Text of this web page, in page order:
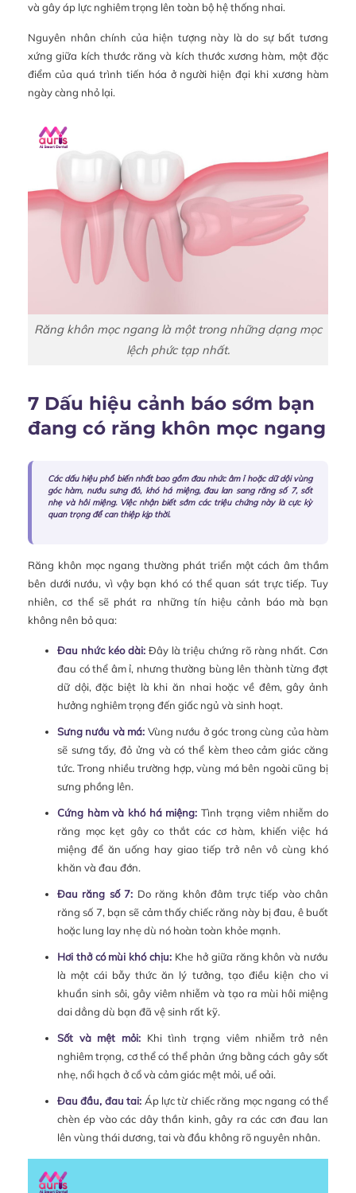
và gây áp lực nghiêm trọng lên toàn bộ hệ thống nhai.
Nguyên nhân chính của hiện tượng này là do sự bất tương
xứng giữa kích thước răng và kích thước xương hàm, một đặc
điểm của quá trình tiến hóa ở người hiện đại khi xương hàm
ngày càng nhỏ lại.
Răng khôn mọc ngang là một trong những dạng mọc
lệch phức tạp nhất.
7 Dấu hiệu cảnh báo sớm bạn
đang có răng khôn mọc ngang
Các dấu hiệu phổ biến nhất bao gồm đau nhức âm ỉ hoặc dữ dội vùng
góc hàm, nướu sưng đỏ, khó há miệng, đau lan sang răng số 7, sốt
nhẹ và hôi miệng. Việc nhận biết sớm các triệu chứng này là cực kỳ
quan trọng để can thiệp kịp thời.
Răng khôn mọc ngang thường phát triển một cách âm thầm
bên dưới nướu, vì vậy bạn khó có thể quan sát trực tiếp. Tuy
nhiên, cơ thể sẽ phát ra những tín hiệu cảnh báo mà bạn
không nên bỏ qua:
Đau nhức kéo dài:Đây là triệu chứng rõ ràng nhất. Cơn
đau có thể âm ỉ, nhưng thường bùng lên thành từng đợt
dữ dội, đặc biệt là khi ăn nhai hoặc về đêm, gây ảnh
hưởng nghiêm trọng đến giấc ngủ và sinh hoạt.
Sưng nướu và má: Vùng nướu ở góc trong cùng của hàm
sẽ sưng tấy, đỏ ửng và có thể kèm theo cảm giác căng
tức. Trong nhiều trường hợp, vùng má bên ngoài cũng bị
sưng phồng lên.
Cứng hàm và khó há miệng: Tình trạng viêm nhiễm do
răng mọc kẹt gây co thắt các cơ hàm, khiến việc há
miệng để ăn uống hay giao tiếp trở nên vô cùng khó
khăn và đau đớn.
Đau răng số 7: Do răng khôn đâm trực tiếp vào chân
răng số 7, bạn sẽ cảm thấy chiếc răng này bị đau, ê buốt
hoặc lung lay nhẹ dù nó hoàn toàn khỏe mạnh.
Hơi thở có mùi khó chịu: Khe hở giữa răng khôn và nướu
là một cái bẫy thức ăn lý tưởng, tạo điều kiện cho vi
khuẩn sinh sôi, gây viêm nhiễm và tạo ra mùi hôi miệng
dai dẳng dù bạn đã vệ sinh rất kỹ.
Sốt và mệt mỏi: Khi tình trạng viêm nhiễm trở nên
nghiêm trọng, cơ thể có thể phản ứng bằng cách gây sốt
nhẹ, nổi hạch ở cổ và cảm giác mệt mỏi, uể oải.
Đau đầu, đau tai: Áp lực từ chiếc răng mọc ngang có thể
chèn ép vào các dây thần kinh, gây ra các cơn đau lan
lên vùng thái dương, tai và đầu không rõ nguyên nhân.